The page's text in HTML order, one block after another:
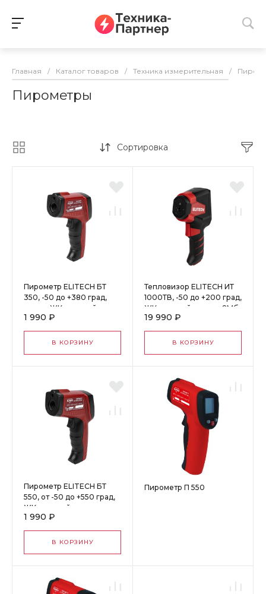
Главная / Каталог товаров / Техника измерительная /
Пирометры
Сортировка
Пирометр ELITECH БТ
350, -50 до +380 град,
лазер, ЖК дисплей
1 990 ₽
В КОРЗИНУ
Тепловизор ELITECH ИТ
1000ТВ, -50 до +200 град,
ЖК дисплей, память 8Мб
19 990 ₽
В КОРЗИНУ
Пирометр ELITECH БТ
550, от -50 до +550 град,
ЖК дисплей, лазер
1 990 ₽
В КОРЗИНУ
Пирометр П 550